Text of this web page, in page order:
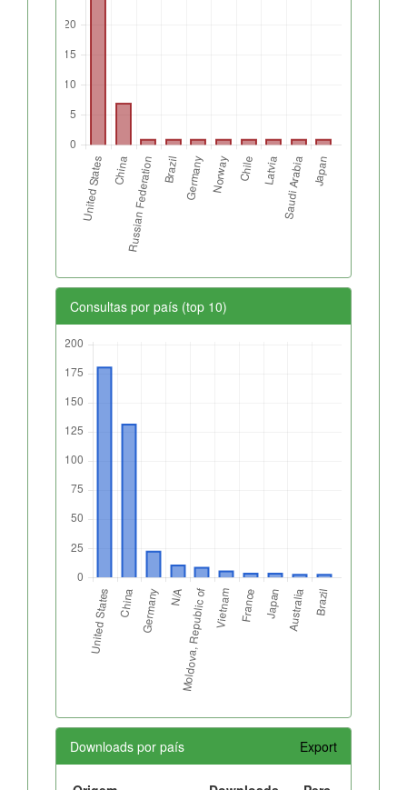
Consultas por país (top 10)
Downloads por país Export